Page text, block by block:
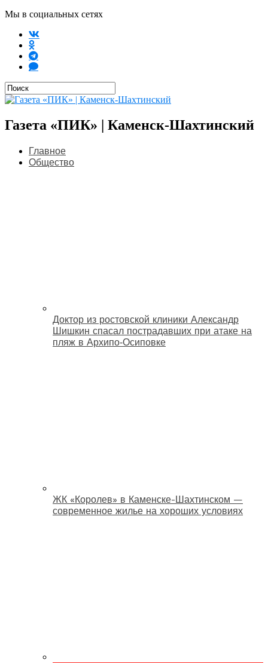
Мы в социальных сетях
Газета «ПИК» | Каменск-Шахтинский
Главное
Общество
Доктор из ростовской клиники Александр
Шишкин спасал пострадавших при атаке на
пляж в Архипо‑Осиповке
ЖК «Королев» в Каменске-Шахтинском —
современное жилье на хороших условиях